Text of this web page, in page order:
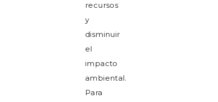
recursos
y
disminuir
el
impacto
ambiental.
Para